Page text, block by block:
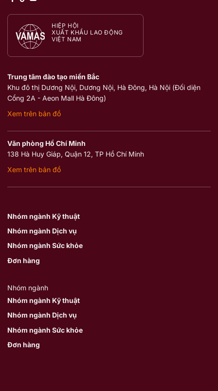
HIỆP HỘI
XUẤT KHẨU LAO ĐỘNG
VIỆT NAM
Nhóm ngành Kỹ thuật
Nhóm ngành Dịch vụ
Nhóm ngành Sức khỏe
Đơn hàng
Nhóm ngành
Nhóm ngành Kỹ thuật
Nhóm ngành Dịch vụ
Nhóm ngành Sức khỏe
Đơn hàng
Trung tâm đào tạo miền Bắc
Khu đô thị Dương Nội, Dương Nội, Hà Đông, Hà Nội (Đối diện
Cổng 2A - Aeon Mall Hà Đông)
Xem trên bản đồ
Văn phòng Hồ Chí Minh
138 Hà Huy Giáp, Quận 12, TP Hồ Chí Minh
Xem trên bản đồ